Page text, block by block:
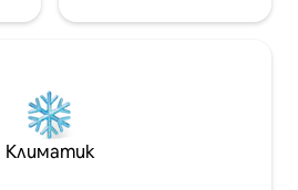
Климатик